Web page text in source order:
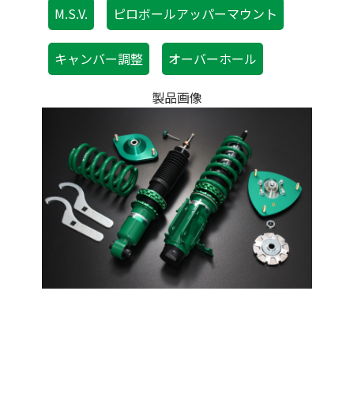
M.S.V. ピロボールアッパーマウント
キャンバー調整 オーバーホール
製品画像